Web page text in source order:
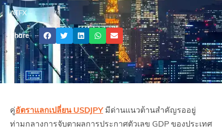
ATFX
Share
คู่อัตราแลกเปลี่ยน USDJPY มีด่านแนวต้านสำคัญรออยู่
ท่ามกลางการจับตาผลการประกาศตัวเลข GDP ของประเทศ